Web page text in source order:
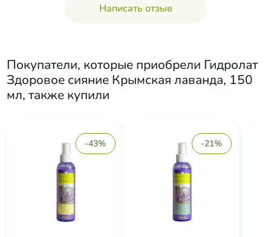
Написать отзыв
Покупатели, которые приобрели Гидролат
Здоровое сияние Крымская лаванда, 150
мл, также купили
-43% -21%